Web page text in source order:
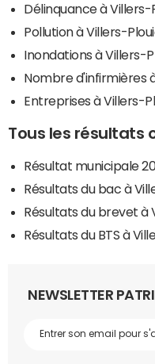
Délinquance à Villers-
Pollution à Villers-
Inondations à Villers-
Nombre d'infirmières
Entreprises à Villers-
Tous les résultats
Résultat municipale
Résultats du bac à
Résultats du brevet à
Résultats du BTS à
NEWSLETTER